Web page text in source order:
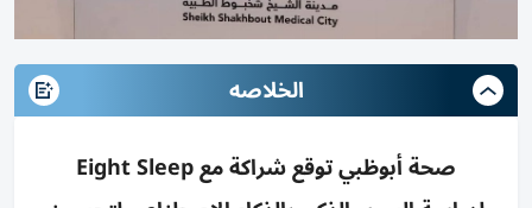
الخلاصه
صحة أبوظبي توقع شراكة مع Eight Sleep